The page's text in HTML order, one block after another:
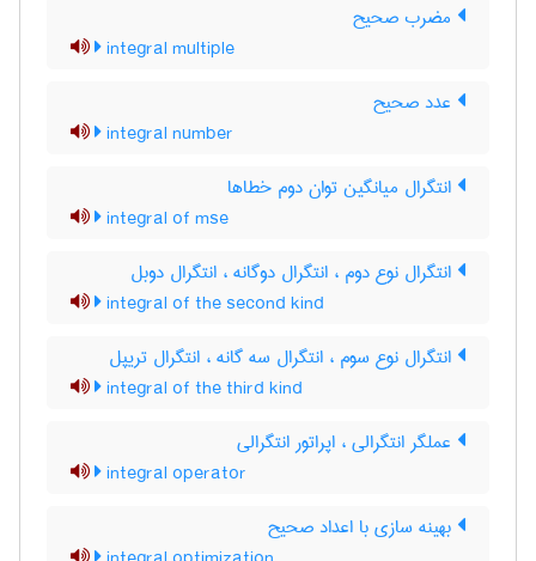
مضرب صحیح
integral multiple
عدد صحیح
integral number
انتگرال میانگین توان دوم خطاها
integral of mse
انتگرال نوع دوم ، انتگرال دوگانه ، انتگرال دوبل
integral of the second kind
انتگرال نوع سوم ، انتگرال سه گانه ، انتگرال تریپل
integral of the third kind
عملگر انتگرالی ، اپراتور انتگرالی
integral operator
بهینه سازی با اعداد صحیح